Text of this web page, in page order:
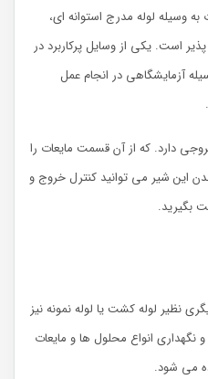
وسیله لوله مدرج استوانه ای،
است. یکی از وسایل پرکاربرد در
آزمایشگاهی در انجام عمل
دارد. که از آن قسمت مایعات را
این شیر می توانید کنترل خروج و
بگیرید.
نظیر لوله کشت یا لوله نمونه نیز
انواع محلول ها و مایعات
می شود.